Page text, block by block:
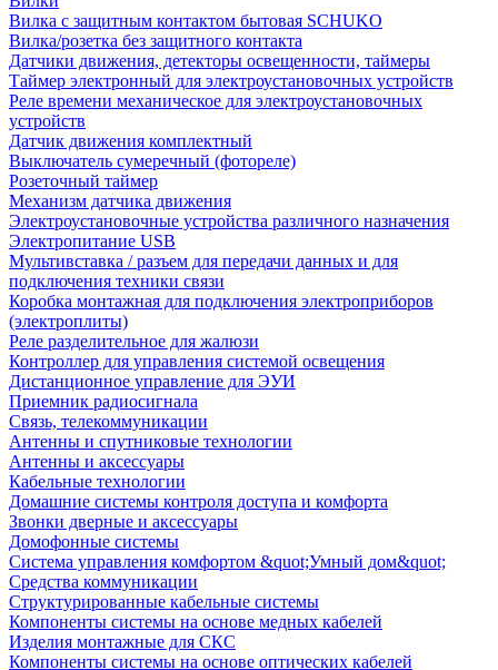
Вилка с защитным контактом бытовая SCHUKO
Вилка/розетка без защитного контакта
Датчики движения, детекторы освещенности, таймеры
Таймер электронный для электроустановочных устройств
Реле времени механическое для электроустановочных
устройств
Датчик движения комплектный
Выключатель сумеречный (фотореле)
Розеточный таймер
Механизм датчика движения
Электроустановочные устройства различного назначения
Электропитание USB
Мультивставка / разъем для передачи данных и для
подключения техники связи
Коробка монтажная для подключения электроприборов
(электроплиты)
Реле разделительное для жалюзи
Контроллер для управления системой освещения
Дистанционное управление для ЭУИ
Приемник радиосигнала
Связь, телекоммуникации
Антенны и спутниковые технологии
Антенны и аксессуары
Кабельные технологии
Домашние системы контроля доступа и комфорта
Звонки дверные и аксессуары
Домофонные системы
Система управления комфортом &quot;Умный дом&quot;
Средства коммуникации
Структурированные кабельные системы
Компоненты системы на основе медных кабелей
Изделия монтажные для СКС
Компоненты системы на основе оптических кабелей